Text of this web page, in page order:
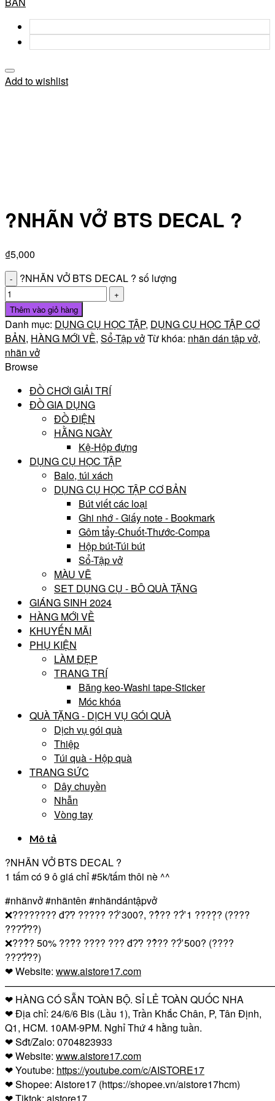
Add to wishlist
?NHÃN VỞ BTS DECAL ?
₫5,000
?NHÃN VỞ BTS DECAL ? số lượng
Thêm vào giỏ hàng
Danh mục: DỤNG CỤ HỌC TẬP, DỤNG CỤ HỌC TẬP CƠ
BẢN, HÀNG MỚI VỀ, Sổ-Tập vởTừ khóa: nhãn dán tập vở,
nhãn vở
Browse
ĐỒ CHƠI GIẢI TRÍ
ĐỒ GIA DỤNG
ĐỒ ĐIỆN
HẰNG NGÀY
Kệ-Hộp đựng
DỤNG CỤ HỌC TẬP
Balo, túi xách
DỤNG CỤ HỌC TẬP CƠ BẢN
Bút viết các loại
Ghi nhớ - Giấy note - Bookmark
Gôm tẩy-Chuốt-Thước-Compa
Hộp bút-Túi bút
Sổ-Tập vở
MÀU VẼ
SET DỤNG CỤ - BÔ QUÀ TẶNG
GIÁNG SINH 2024
HÀNG MỚI VỀ
KHUYẾN MÃI
PHỤ KIỆN
LÀM ĐẸP
TRANG TRÍ
Băng keo-Washi tape-Sticker
Móc khóa
QUÀ TẶNG - DỊCH VỤ GÓI QUÀ
Dịch vụ gói quà
Thiệp
Túi quà - Hộp quà
TRANG SỨC
Dây chuyền
Nhẫn
Vòng tay
Mô tả
?NHÃN VỞ BTS DECAL ?
1 tấm có 9 ô giá chỉ#5k/tấm thôi nè ^^
#nhãnvở#nhãntên #nhãndántậpvở
❌???????? đ?̛? ????? ??̛̀ 300?, ??̉?? ??̛̀ 1 ????̣̂? (????
???̛?̛̀??)
❌???̉? 50% ???̂̀? ???? ??? đ?̛? ??̉?? ??̛̀ 500? (????
???̛?̛̀??)
❤Website: www.aistore17.com
❤ HÀNG CÓ SẴN TOÀN BỘ. SỈ LẺ TOÀN QUỐC NHA
❤Địa chỉ: 24/6/6 Bis (Lầu 1), Trần Khắc Chân, P, Tân Định,
Q1, HCM. 10AM-9PM. Nghỉ Thứ 4 hằng tuần.
❤Sđt/Zalo: 0704823933
❤Website: www.aistore17.com
❤Youtube: https://youtube.com/c/AISTORE17
❤Shopee: Aistore17 (https://shopee.vn/aistore17hcm)
❤Tiktok: aistore17